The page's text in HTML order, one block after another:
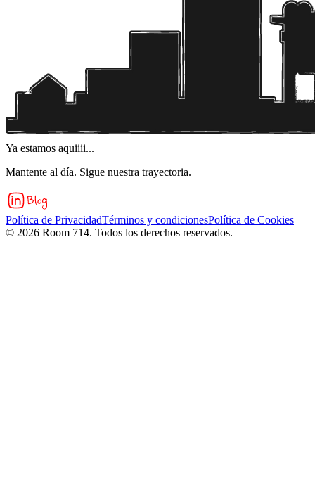
Ya estamos aquiiii...
Mantente al día. Sigue nuestra trayectoria.
Política de PrivacidadTérminos y condicionesPolítica de Cookies
© 2026 Room 714. Todos los derechos reservados.